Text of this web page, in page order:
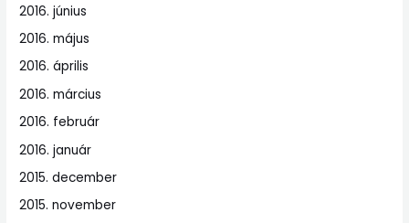
2016. június
2016. május
2016. április
2016. március
2016. február
2016. január
2015. december
2015. november